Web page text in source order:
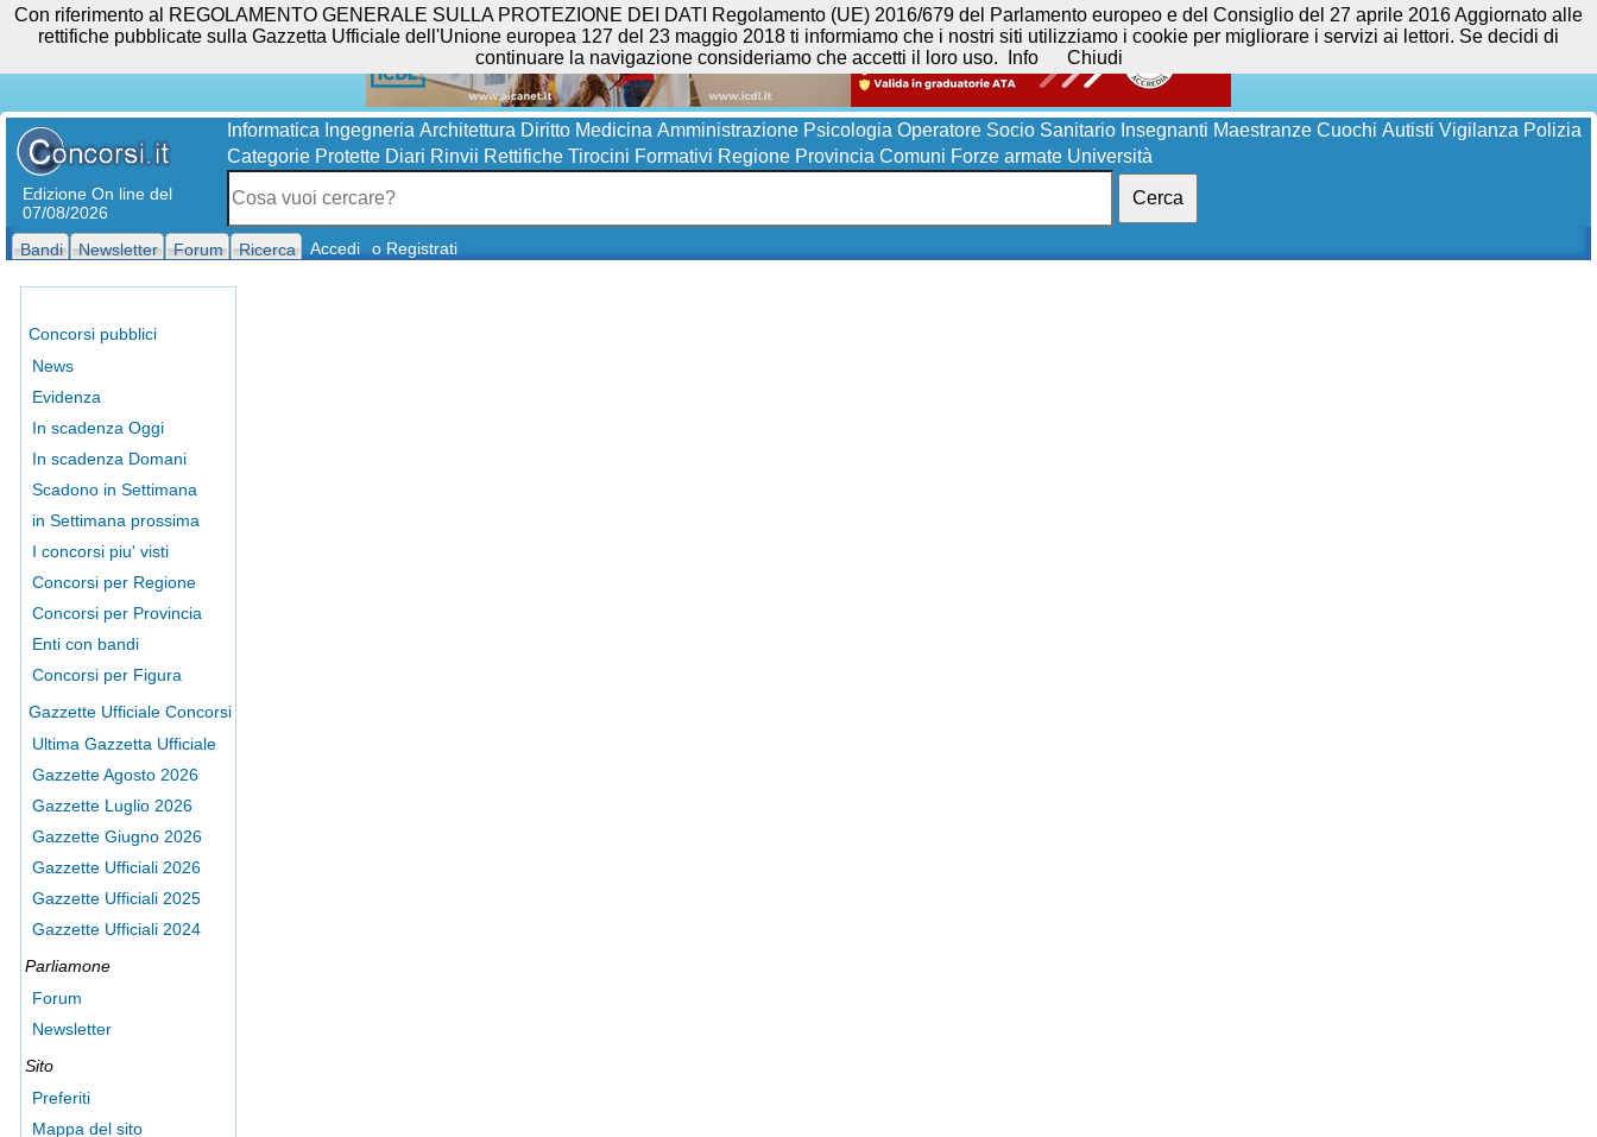
Edizione On line del
07/08/2026
Informatica Ingegneria Architettura Diritto Medicina Amministrazione Psicologia Operatore Socio Sanitario Insegnanti Maestranze Cuochi Autisti Vigilanza Polizia
Categorie Protette Diari Rinvii Rettifiche Tirocini Formativi Regione Provincia Comuni Forze armate Università
Cerca
Bandi Newsletter Forum Ricerca Accedi o Registrati
Concorsi pubblici
News
Evidenza
In scadenza Oggi
In scadenza Domani
Scadono in Settimana
in Settimana prossima
I concorsi piu' visti
Concorsi per Regione
Concorsi per Provincia
Enti con bandi
Concorsi per Figura
Gazzette Ufficiale Concorsi
Ultima Gazzetta Ufficiale
Gazzette Agosto 2026
Gazzette Luglio 2026
Gazzette Giugno 2026
Gazzette Ufficiali 2026
Gazzette Ufficiali 2025
Gazzette Ufficiali 2024
Parliamone
Forum
Newsletter
Sito
Preferiti
Mappa del sito
Con riferimento al REGOLAMENTO GENERALE SULLA PROTEZIONE DEI DATI Regolamento (UE) 2016/679 del Parlamento europeo e del Consiglio del 27 aprile 2016 Aggiornato alle
rettifiche pubblicate sulla Gazzetta Ufficiale dell'Unione europea 127 del 23 maggio 2018 ti informiamo che i nostri siti utilizziamo i cookie per migliorare i servizi ai lettori. Se decidi di
continuare la navigazione consideriamo che accetti il loro uso.
Info Chiudi